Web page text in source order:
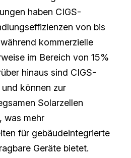
haben CIGS-
von bis
kommerzielle
im Bereich von 15%
hinaus sind CIGS-
können zur
Solarzellen
was mehr
für gebäudeintegrierte
Geräte bietet.